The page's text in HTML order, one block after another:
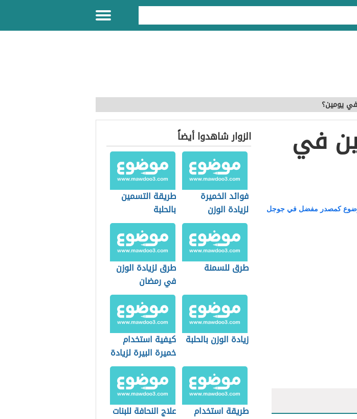
يومين؟
في
كمصدر مفضل في جوجل
الزوار شاهدوا أيضاً
فوائد الخميرة
لزيادة الوزن
طريقة التسمين
بالحلبة
طرق للسمنة
طرق لزيادة الوزن
في رمضان
زيادة الوزن بالحلبة
كيفية استخدام
خميرة البيرة لزيادة
الوزن
طريقة استخدام
علاج النحافة للبنات